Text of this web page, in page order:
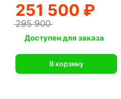
251 500 ₽
295 900
Доступен для заказа
В корзину